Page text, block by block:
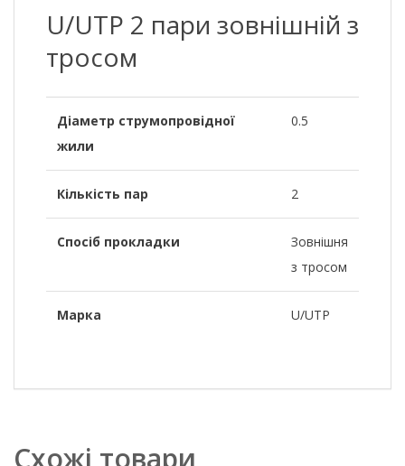
U/UTP 2 пари зовнішній з
тросом
Діаметр струмопровідної
жили
0.5
Кількість пар 2
Спосіб прокладки
Зовнішня
з тросом
Марка U/UTP
Схожі товари